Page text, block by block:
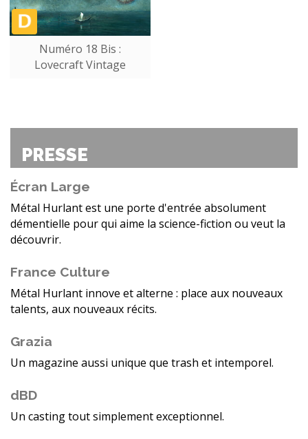
Numéro 18 Bis :
Lovecraft Vintage
PRESSE
Écran Large
Métal Hurlant est une porte d'entrée absolument
démentielle pour qui aime la science-fiction ou veut la
découvrir.
France Culture
Métal Hurlant innove et alterne : place aux nouveaux
talents, aux nouveaux récits.
Grazia
Un magazine aussi unique que trash et intemporel.
dBD
Un casting tout simplement exceptionnel.